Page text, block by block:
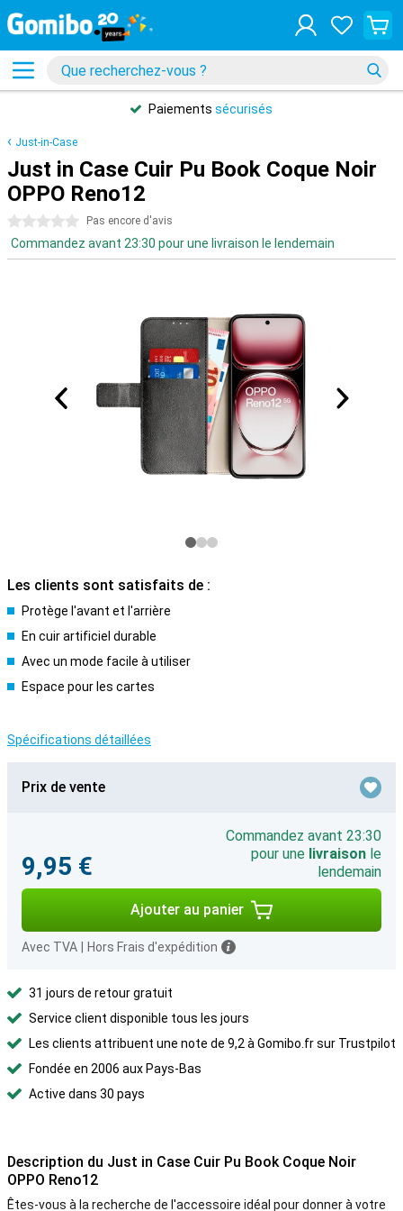
Paiements sécurisés
Just-in-Case
Just in Case Cuir Pu Book Coque Noir
OPPO Reno12
0 étoiles Pas encore d'avis
Commandez avant 23:30 pour une livraison le lendemain
Les clients sont satisfaits de :
Protège l'avant et l'arrière
En cuir artificiel durable
Avec un mode facile à utiliser
Espace pour les cartes
Spécifications détaillées
Prix de vente
9,95 €
Commandez avant 23:30
pour une livraison le
lendemain
Ajouter au panier
Avec TVA Hors Frais d'expédition
31 jours de retour gratuit
Service client disponible tous les jours
Les clients attribuent une note de 9,2 à Gomibo.fr sur Trustpilot
Fondée en 2006 aux Pays-Bas
Active dans 30 pays
Description du Just in Case Cuir Pu Book Coque Noir
OPPO Reno12
Êtes-vous à la recherche de l'accessoire idéal pour donner à votre